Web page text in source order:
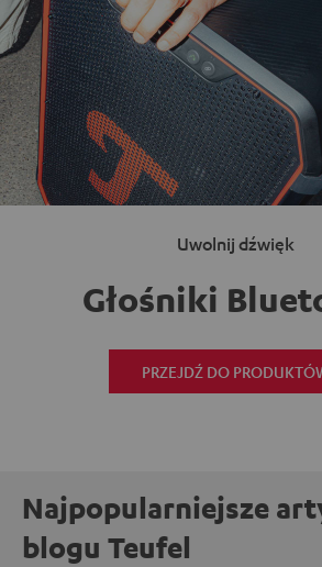
Uwolnij dźwięk
Głośniki
PRZEJDŹ DO
Najpopularniejsze
blogu Teufel